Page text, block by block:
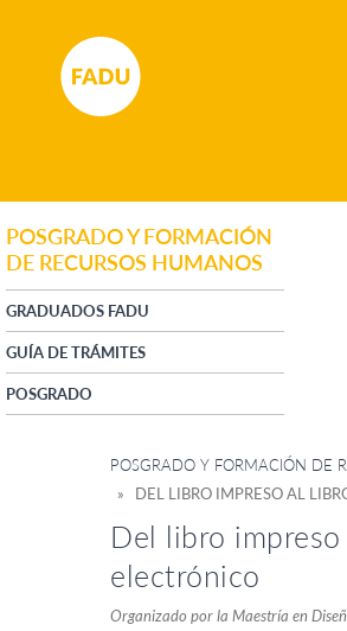
POSGRADO Y FORMACIÓN
DE RECURSOS HUMANOS
GRADUADOS FADU
GUÍA DE TRÁMITES
POSGRADO
POSGRADO Y FORMACIÓN DE
» DEL LIBRO IMPRESO AL
Del libro
electrónico
Organizado por la Maestría en